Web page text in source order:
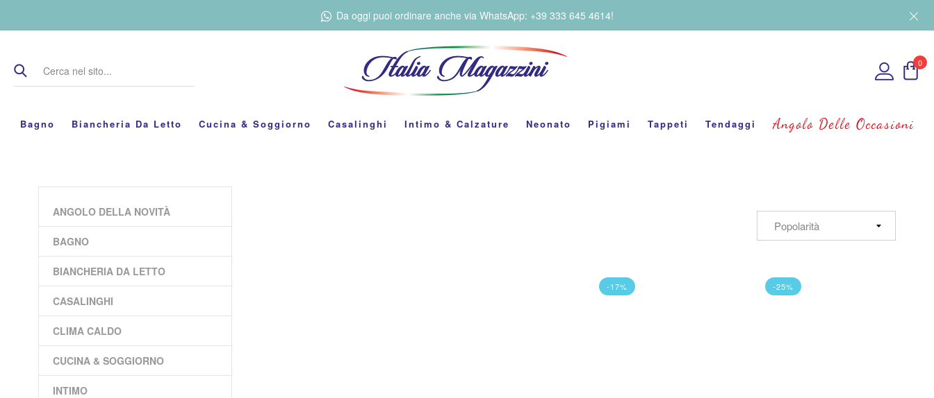
Da oggi puoi ordinare anche via WhatsApp: +39 333 645 4614!
0
Bagno Biancheria Da Letto Cucina & Soggiorno Casalinghi Intimo & Calzature Neonato Pigiami Tappeti Tendaggi Angolo Delle Occasioni
-17% -25%
ANGOLO DELLA NOVITÀ
BAGNO
BIANCHERIA DA LETTO
CASALINGHI
CLIMA CALDO
CUCINA & SOGGIORNO
INTIMO